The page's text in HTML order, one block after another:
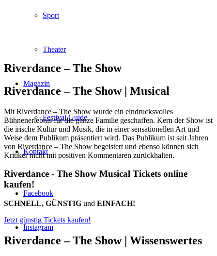
Sport
Theater
Magazin
Festival Guide
Kontakt
Facebook
Instagram
Riverdance – The Show
Riverdance – The Show | Musical
Mit Riverdance – The Show wurde ein eindrucksvolles
Bühnenerlebnis für die ganze Familie geschaffen. Kern der Show ist
die irische Kultur und Musik, die in einer sensationellen Art und
Weise dem Publikum präsentiert wird. Das Publikum ist seit Jahren
von Riverdance – The Show begeistert und ebenso können sich
Kritiker nicht mit positiven Kommentaren zurückhalten.
Riverdance - The Show Musical Tickets online
kaufen!
SCHNELL, GÜNSTIG und EINFACH!
Jetzt günstig Tickets kaufen!
Riverdance – The Show | Wissenswertes